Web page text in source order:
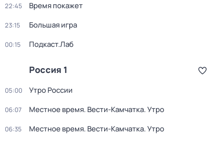
22:45 Время покажет
23:15 Большая игра
00:15 Подкаст.Лаб
Россия 1
05:00 Утро России
06:07 Местное время. Вести-Камчатка. Утро
06:35 Местное время. Вести-Камчатка. Утро